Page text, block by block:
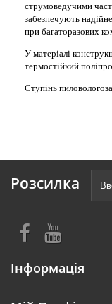
струмоведучими
забезпечують
при багаторазових
У матеріалі
термостійкий
Ступінь
Розсилка
Інформація